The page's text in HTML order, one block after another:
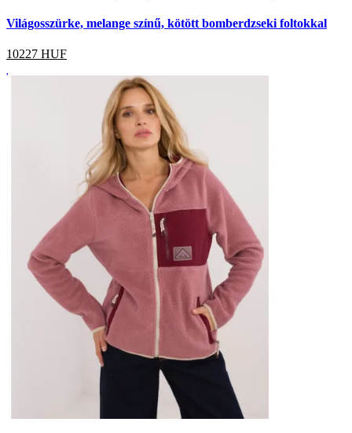
Világosszürke, melange színű, kötött bomberdzseki foltokkal
10227 HUF